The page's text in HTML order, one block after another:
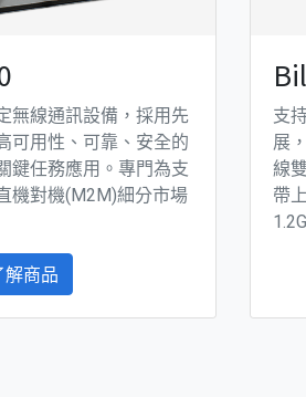
無線通訊設備，採用先
可用性、可靠、安全的
鍵任務應用。專門為支
機對機(M2M)細分市場
解商品
支
展
線
帶